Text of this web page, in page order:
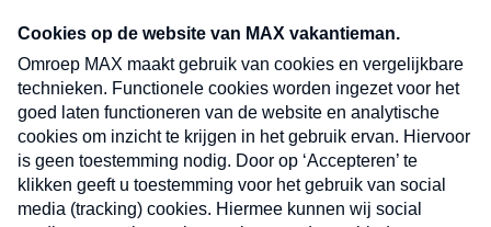
SERVICE
Over Omroep MAX
MAX Vandaag
MAX Meldpunt
Pers
Contact